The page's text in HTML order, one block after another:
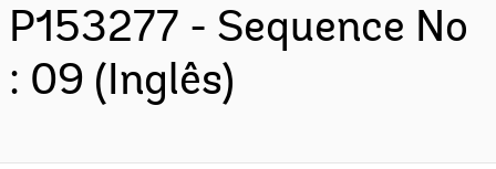
P153277 - Sequence No
: 09 (Inglês)